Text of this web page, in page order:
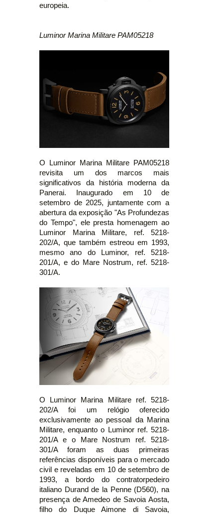
europeia.
Luminor Marina Militare PAM05218
O Luminor Marina Militare PAM05218
revisita um dos marcos mais
significativos da história moderna da
Panerai. Inaugurado em 10 de
setembro de 2025, juntamente com a
abertura da exposição "As Profundezas
do Tempo", ele presta homenagem ao
Luminor Marina Militare, ref. 5218-
202/A, que também estreou em 1993,
mesmo ano do Luminor, ref. 5218-
201/A, e do Mare Nostrum, ref. 5218-
301/A.
O Luminor Marina Militare ref. 5218-
202/A foi um relógio oferecido
exclusivamente ao pessoal da Marina
Militare, enquanto o Luminor ref. 5218-
201/A e o Mare Nostrum ref. 5218-
301/A foram as duas primeiras
referências disponíveis para o mercado
civil e reveladas em 10 de setembro de
1993, a bordo do contratorpedeiro
italiano Durand de la Penne (D560), na
presença de Amedeo de Savoia Aosta,
filho do Duque Aimone di Savoia,